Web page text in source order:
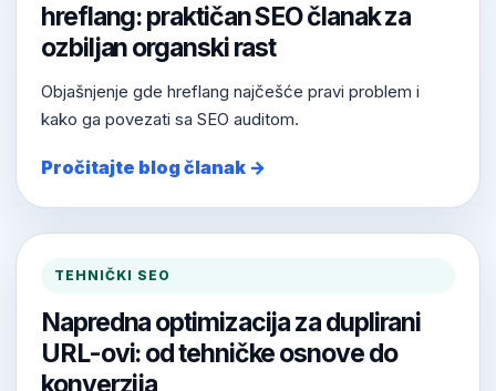
hreflang: praktičan SEO članak za
ozbiljan organski rast
Objašnjenje gde hreflang najčešće pravi problem i
kako ga povezati sa SEO auditom.
Pročitajte blog članak →
TEHNIČKI SEO
Napredna optimizacija za duplirani
URL-ovi: od tehničke osnove do
konverzija